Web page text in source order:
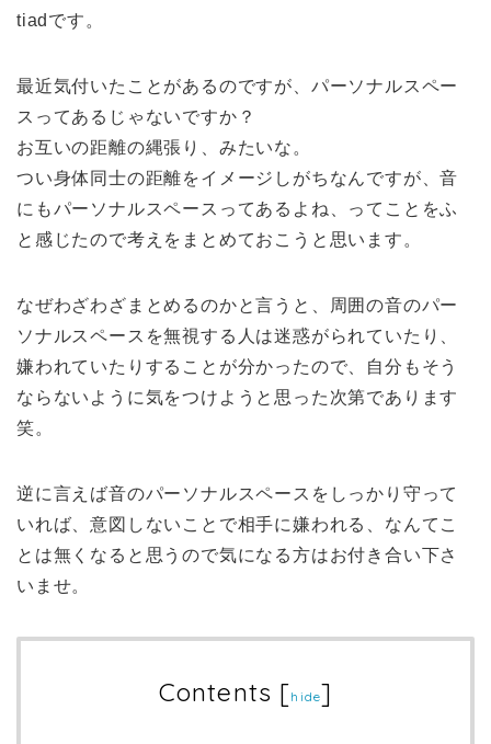
tiadです。
最近気付いたことがあるのですが、パーソナルスペー
スってあるじゃないですか？
お互いの距離の縄張り、みたいな。
つい身体同士の距離をイメージしがちなんですが、音
にもパーソナルスペースってあるよね、ってことをふ
と感じたので考えをまとめておこうと思います。
なぜわざわざまとめるのかと言うと、周囲の音のパー
ソナルスペースを無視する人は迷惑がられていたり、
嫌われていたりすることが分かったので、自分もそう
ならないように気をつけようと思った次第であります
笑。
逆に言えば音のパーソナルスペースをしっかり守って
いれば、意図しないことで相手に嫌われる、なんてこ
とは無くなると思うので気になる方はお付き合い下さ
いませ。
Contents [hide]